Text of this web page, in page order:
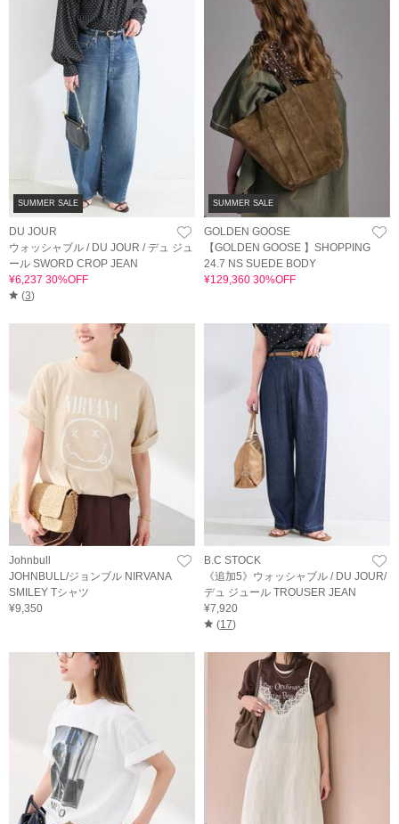
SUMMER SALE
DU JOUR
ウォッシャブル / DU JOUR / デュ ジュ
ール SWORD CROP JEAN
¥6,237 30%OFF
(3)
SUMMER SALE
GOLDEN GOOSE
【GOLDEN GOOSE 】SHOPPING
24.7 NS SUEDE BODY
¥129,360 30%OFF
Johnbull
JOHNBULL/ジョンブル NIRVANA
SMILEY Tシャツ
¥9,350
B.C STOCK
《追加5》ウォッシャブル / DU JOUR/
デュ ジュール TROUSER JEAN
¥7,920
(17)